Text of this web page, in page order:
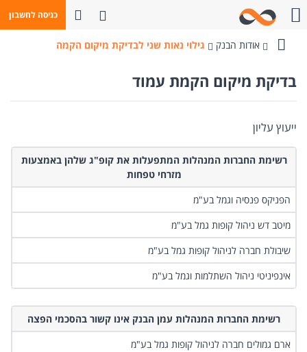
כניסה לחשבון
פתח חיפושחייגו אלינו
מזרחי-טפחות
אודות הבנק גילוי נאות שני לבדיקת מיקום הקמה
בדיקת מיקום הקמת עמוד
ייעוץ עליון
‏רשימת החברות המנהלות המתפעלות את קופ"ג שלהן באמצעות
מזרחי טפחות
‏הפניקס פנסיה וגמל בע"מ
‏מיטב דש ניהול קופות גמל בע"מ
‏שיבולת חברה לניהול קופות גמל בע"מ
‏אינפיניטי ניהול השתלמות וגמל בע"מ
‏רשימת החברות המנהלות עמן הבנק אינו קשור בהסכמי הפצה
‏ארם גמולים חברה לניהול קופות גמל בע"מ